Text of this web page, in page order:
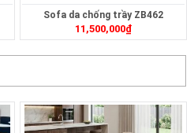
Sofa da chống trầy ZB462
11,500,000₫